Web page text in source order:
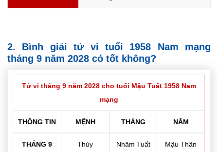
2. Bình giải tử vi tuổi 1958 Nam mạng
tháng 9 năm 2028 có tốt không?
Tử vi tháng 9 năm 2028 cho tuổi Mậu Tuất 1958 Nam
mạng
THÔNG TIN MỆNH THÁNG NĂM
THÁNG 9 Thủy Nhâm Tuất Mậu Thân